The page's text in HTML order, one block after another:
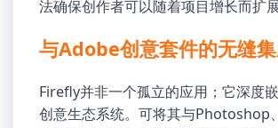
法确保创作者可以随着项目增长而扩展
与Adobe创意套件的无缝
Firefly并非一个孤立的应用；它深度
创意生态系统。可将其与